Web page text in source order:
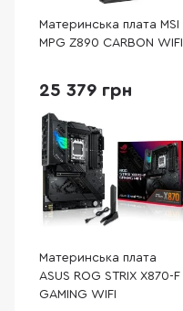
Материнська плата MSI
MPG Z890 CARBON WIFI
25 379 грн
Материнська плата
ASUS ROG STRIX X870-F
GAMING WIFI